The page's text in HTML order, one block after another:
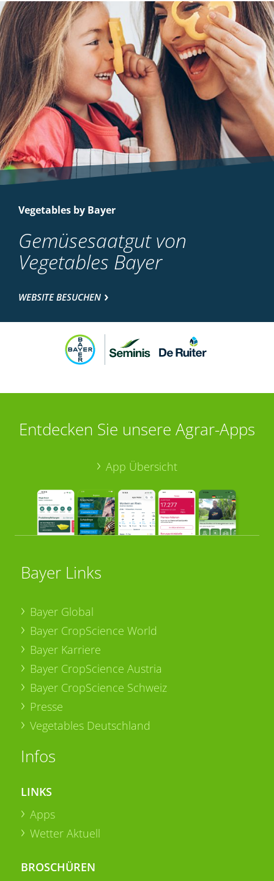
Vegetables by Bayer
Gemüsesaatgut von
Vegetables Bayer
WEBSITE BESUCHEN
Entdecken Sie unsere Agrar-Apps
App Übersicht
Bayer Links
Bayer Global
Bayer CropScience World
Bayer Karriere
Bayer CropScience Austria
Bayer CropScience Schweiz
Presse
Vegetables Deutschland
Infos
LINKS
Apps
Wetter Aktuell
BROSCHÜREN